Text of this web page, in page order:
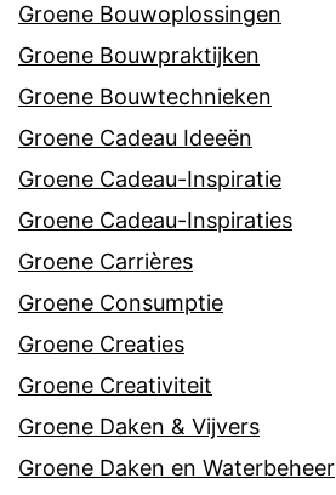
Groene Bouwoplossingen
Groene Bouwpraktijken
Groene Bouwtechnieken
Groene Cadeau Ideeën
Groene Cadeau-Inspiratie
Groene Cadeau-Inspiraties
Groene Carrières
Groene Consumptie
Groene Creaties
Groene Creativiteit
Groene Daken & Vijvers
Groene Daken en Waterbeheer